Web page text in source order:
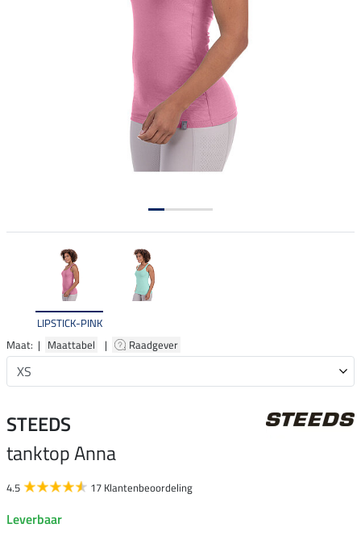
LIPSTICK-PINK
Maat: | Maattabel | Raadgever
STEEDS
tanktop Anna
4.5 17 Klantenbeoordeling
Leverbaar